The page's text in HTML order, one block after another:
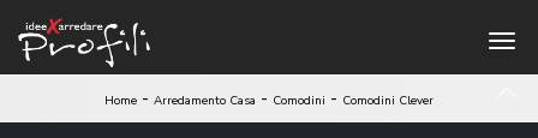
Home - Arredamento Casa - Comodini - Comodini Clever